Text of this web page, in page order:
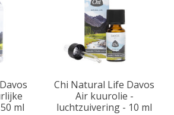
ml
Chi Natural Life Davos
Air kuurolie -
luchtzuivering - 10 ml